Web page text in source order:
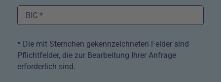
* Die mit Sternchen gekennzeichneten Felder sind
Pflichtfelder, die zur Bearbeitung Ihrer Anfrage
erforderlich sind.